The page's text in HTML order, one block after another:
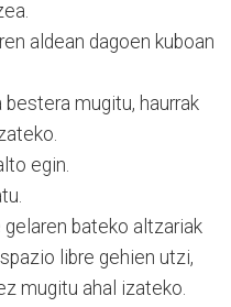
aldean dagoen kuboan
mugitu, haurrak
egin.
bateko altzariak
libre gehien utzi,
mugitu ahal izateko.